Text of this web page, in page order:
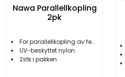
Nawa Parallellkopling
2pk
For parallellkopling av fenderholdere
UV-beskyttet nylon
2stk i pakken